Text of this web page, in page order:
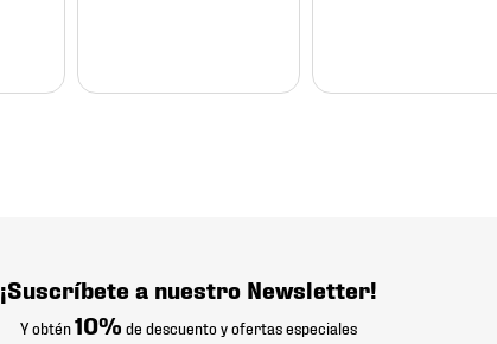
¡Suscríbete a nuestro Newsletter!
Y obtén10% de descuento y ofertas especiales